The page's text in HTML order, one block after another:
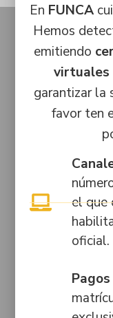
NIT.
1
Funcionamiento
Sede Bogotá:
Resolución N.º
5301 de 1997,
modificada por
resoluciones
y 030045 de
2016, emitidas
En FUNCA
Hemos
emitiendo
virtuales
garantizar la
favor ten
el que
oficial.